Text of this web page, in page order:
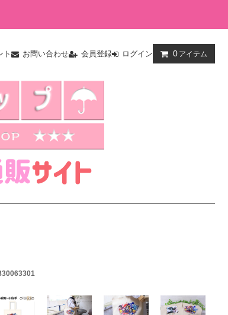
ト お問い合わせ 会員登録 ログイン 0 アイテム